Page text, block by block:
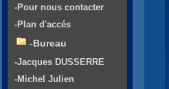
-Pour nous contacter
-Plan d'accés
-Bureau
-Jacques DUSSERRE
-Michel Julien